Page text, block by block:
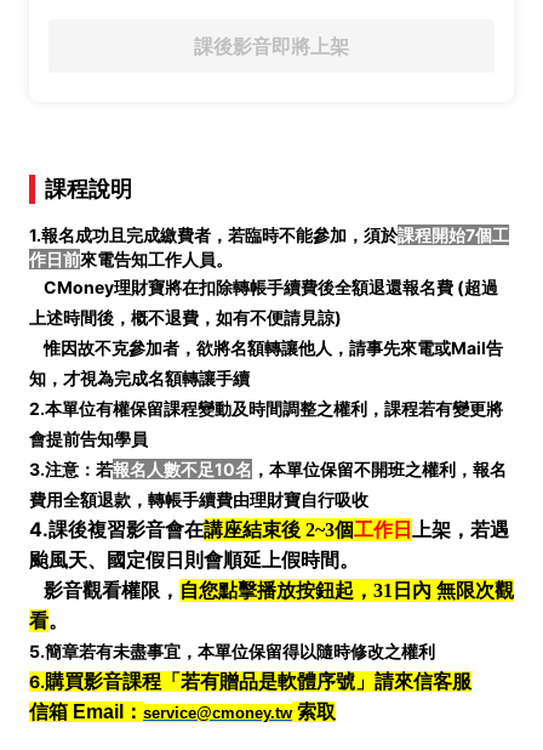
課後影音即將上架
課程說明
1.報名成功且完成繳費者，若臨時不能參加，須於課程開始7個工
作日前來電告知工作人員。
CMoney理財寶將在扣除轉帳手續費後全額退還報名費 (超過
上述時間後，概不退費，如有不便請見諒)
惟因故不克參加者，欲將名額轉讓他人，請事先來電或Mail告
知，才視為完成名額轉讓手續
2.本單位有權保留課程變動及時間調整之權利，課程若有變更將
會提前告知學員
3.注意：若報名人數不足10名 ，本單位保留不開班之權利，報名
費用全額退款，轉帳手續費由理財寶自行吸收
4.課後複習影音會在講座結束後 2~3個工作日 上架，若遇
颱風天、國定假日則會順延上假時間。
影音觀看權限， 自您點擊播放按鈕起，31日內 無限次觀
看。
5.簡章若有未盡事宜，本單位保留得以隨時修改之權利
6.購買影音課程「若有贈品是軟體序號」請來信客服
信箱 Email： service@cmoney.tw 索取